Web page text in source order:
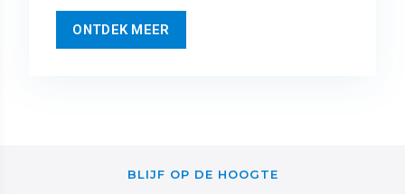
ONTDEK MEER
BLIJF OP DE HOOGTE